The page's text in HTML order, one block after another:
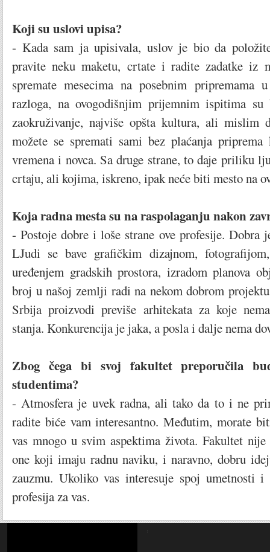
Koji su uslovi upisa?
- Kada sam ja upisivala, uslov je bio da
pravite neku maketu, crtate i radite zadatke iz
spremate mesecima na posebnim pripremama
razloga, na ovogodišnjim prijemnim ispitima
zaokruživanje, najviše opšta kultura, ali
možete se spremati sami bez plaćanja priprema
vremena i novca. Sa druge strane, to daje priliku
crtaju, ali kojima, iskreno, ipak neće biti mesto na
Koja radna mesta su na raspolaganju nakon
- Postoje dobre i loše strane ove profesije. Dobra
LJudi se bave grafičkim dizajnom,
uređenjem gradskih prostora, izradom planova
broj u našoj zemlji radi na nekom dobrom
Srbija proizvodi previše arhitekata za koje
stanja. Konkurencija je jaka, a posla i dalje nema
Zbog čega bi svoj fakultet preporučila
studentima?
- Atmosfera je uvek radna, ali tako da to i ne
radite biće vam interesantno. Međutim, morate
vas mnogo u svim aspektima života. Fakultet nije
one koji imaju radnu naviku, i naravno, dobru
zauzmu. Ukoliko vas interesuje spoj umetnosti
profesija za vas.